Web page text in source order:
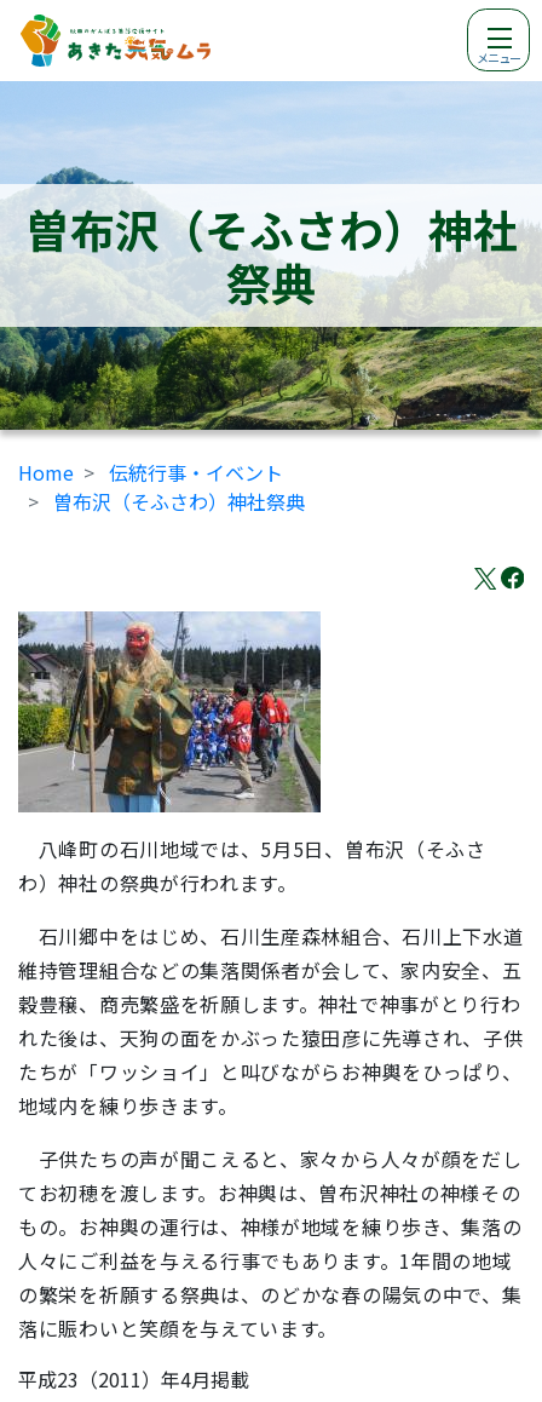
メニュー
曽布沢（そふさわ）神社
祭典
Home
伝統行事・イベント
曽布沢（そふさわ）神社祭典
八峰町の石川地域では、5月5日、曽布沢（そふさ
わ）神社の祭典が行われます。
石川郷中をはじめ、石川生産森林組合、石川上下水道
維持管理組合などの集落関係者が会して、家内安全、五
穀豊穣、商売繁盛を祈願します。神社で神事がとり行わ
れた後は、天狗の面をかぶった猿田彦に先導され、子供
たちが「ワッショイ」と叫びながらお神輿をひっぱり、
地域内を練り歩きます。
子供たちの声が聞こえると、家々から人々が顔をだし
てお初穂を渡します。お神輿は、曽布沢神社の神様その
もの。お神輿の運行は、神様が地域を練り歩き、集落の
人々にご利益を与える行事でもあります。1年間の地域
の繁栄を祈願する祭典は、のどかな春の陽気の中で、集
落に賑わいと笑顔を与えています。
平成23（2011）年4月掲載